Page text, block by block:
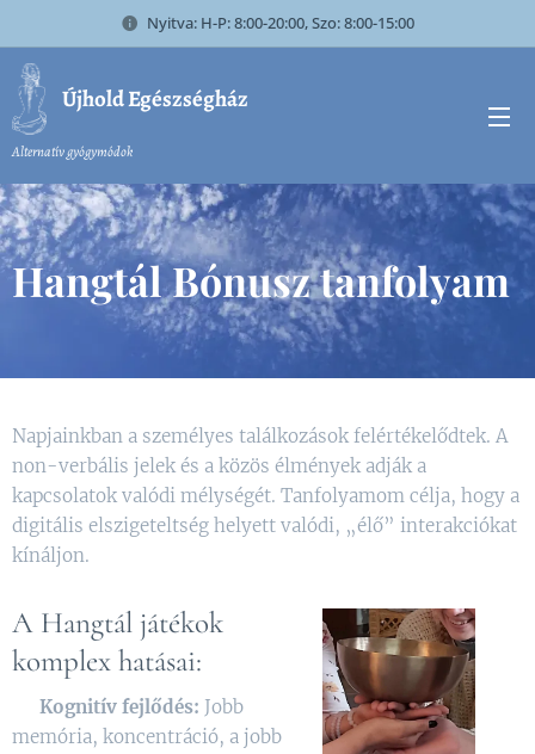
Nyitva: H-P: 8:00-20:00, Szo: 8:00-15:00
Újhold Egészségház
Alternatív gyógymódok
Hangtál Bónusz tanfolyam
Napjainkban a személyes találkozások felértékelődtek. A
non-verbális jelek és a közös élmények adják a
kapcsolatok valódi mélységét. Tanfolyamom célja, hogy a
digitális elszigeteltség helyett valódi, „élő” interakciókat
kínáljon.
A Hangtál játékok
komplex hatásai:
✨️ Kognitív fejlődés: Jobb
memória, koncentráció, a jobb